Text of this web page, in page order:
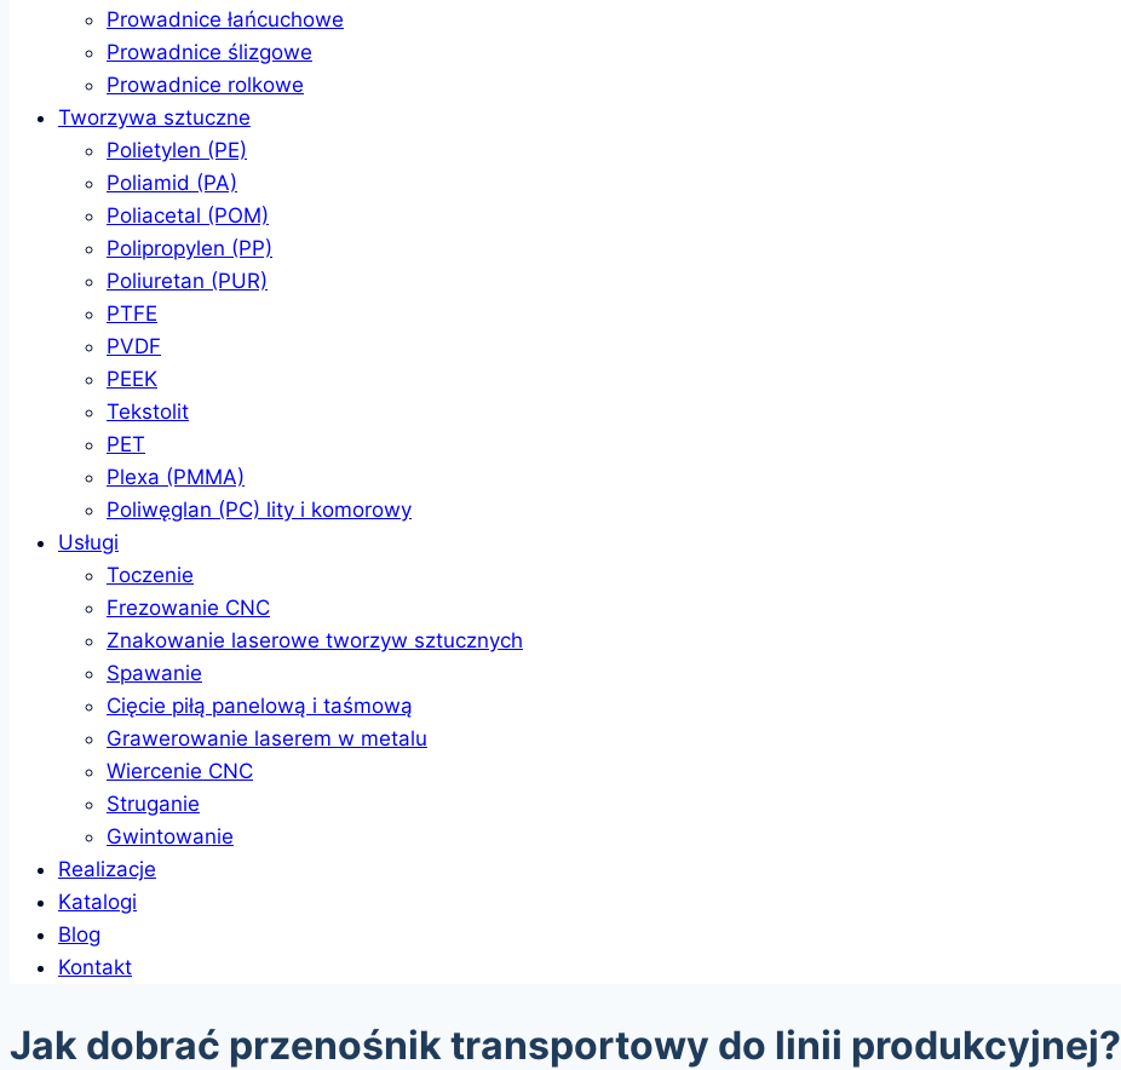
Prowadnice łańcuchowe
Prowadnice ślizgowe
Prowadnice rolkowe
Tworzywa sztuczne
Polietylen (PE)
Poliamid (PA)
Poliacetal (POM)
Polipropylen (PP)
Poliuretan (PUR)
PTFE
PVDF
PEEK
Tekstolit
PET
Plexa (PMMA)
Poliwęglan (PC) lity i komorowy
Usługi
Toczenie
Frezowanie CNC
Znakowanie laserowe tworzyw sztucznych
Spawanie
Cięcie piłą panelową i taśmową
Grawerowanie laserem w metalu
Wiercenie CNC
Struganie
Gwintowanie
Realizacje
Katalogi
Blog
Kontakt
Jak dobrać przenośnik transportowy do linii produkcyjnej?